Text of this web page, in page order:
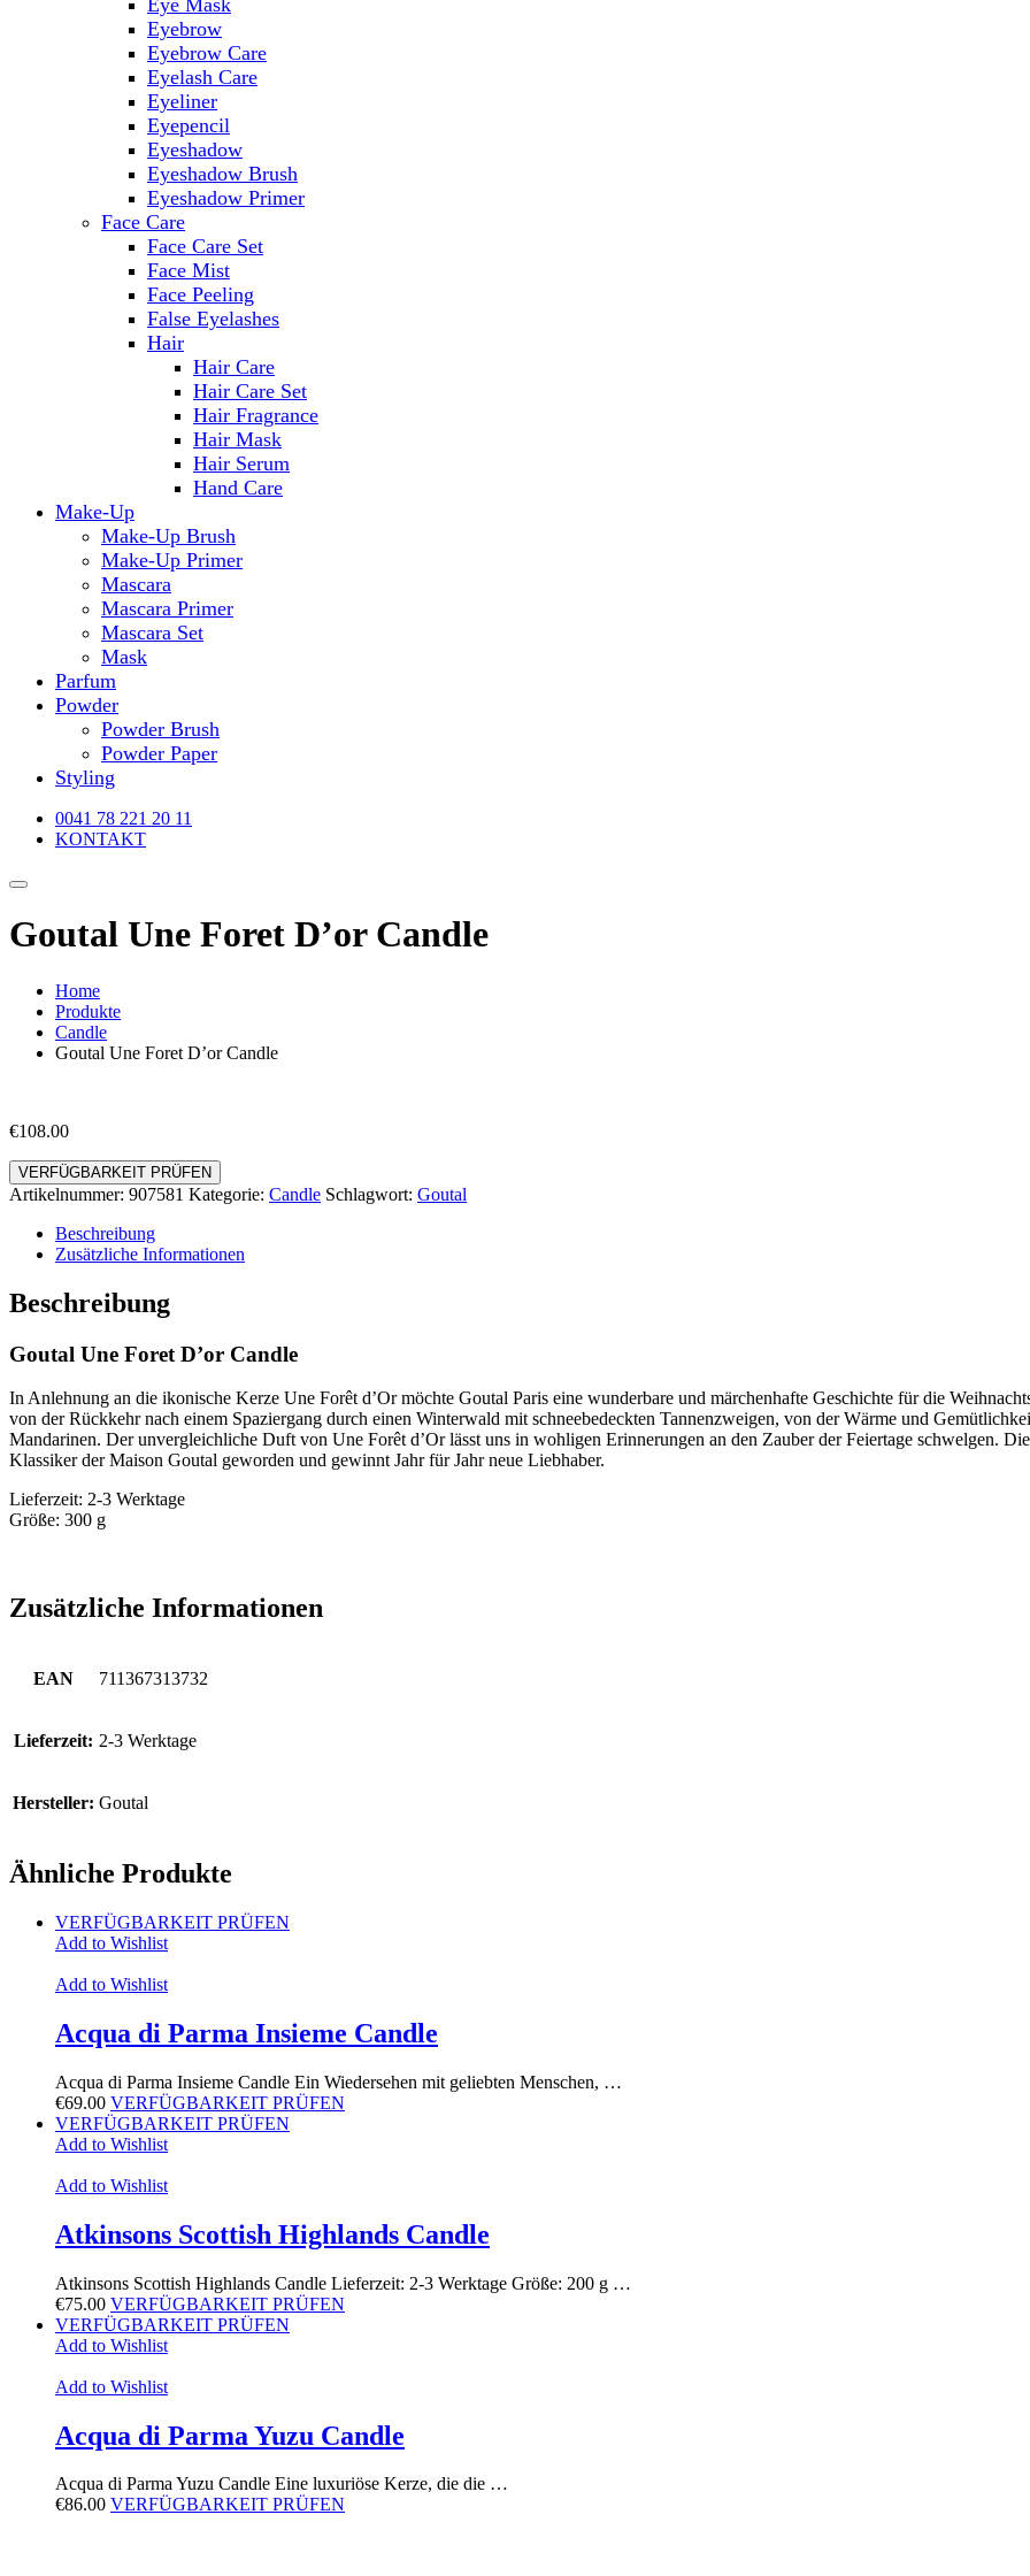
Eye Mask
Eyebrow
Eyebrow Care
Eyelash Care
Eyeliner
Eyepencil
Eyeshadow
Eyeshadow Brush
Eyeshadow Primer
Face Care
Face Care Set
Face Mist
Face Peeling
False Eyelashes
Hair
Hair Care
Hair Care Set
Hair Fragrance
Hair Mask
Hair Serum
Hand Care
Make-Up
Make-Up Brush
Make-Up Primer
Mascara
Mascara Primer
Mascara Set
Mask
Parfum
Powder
Powder Brush
Powder Paper
Styling
0041 78 221 20 11
KONTAKT
Goutal Une Foret D’or Candle
Home
Produkte
Candle
Goutal Une Foret D’or Candle
€108.00
VERFÜGBARKEIT PRÜFEN
Artikelnummer: 907581 Kategorie: Candle Schlagwort: Goutal
Beschreibung
Zusätzliche Informationen
Beschreibung
Goutal Une Foret D’or Candle
In Anlehnung an die ikonische Kerze Une Forêt d’Or möchte Goutal Paris eine wunderbare und märchenhafte Geschichte für die
von der Rückkehr nach einem Spaziergang durch einen Winterwald mit schneebedeckten Tannenzweigen, von der Wärme und
Mandarinen. Der unvergleichliche Duft von Une Forêt d’Or lässt uns in wohligen Erinnerungen an den Zauber der Feiertage schwelgen.
Klassiker der Maison Goutal geworden und gewinnt Jahr für Jahr neue Liebhaber.
Lieferzeit: 2-3 Werktage
Größe: 300 g
Zusätzliche Informationen
EAN 711367313732
Lieferzeit: 2-3 Werktage
Hersteller: Goutal
Ähnliche Produkte
VERFÜGBARKEIT PRÜFEN
Add to Wishlist
Add to Wishlist
Acqua di Parma Insieme Candle
Acqua di Parma Insieme Candle Ein Wiedersehen mit geliebten Menschen, …
€69.00 VERFÜGBARKEIT PRÜFEN
VERFÜGBARKEIT PRÜFEN
Add to Wishlist
Add to Wishlist
Atkinsons Scottish Highlands Candle
Atkinsons Scottish Highlands Candle Lieferzeit: 2-3 Werktage Größe: 200 g …
€75.00 VERFÜGBARKEIT PRÜFEN
VERFÜGBARKEIT PRÜFEN
Add to Wishlist
Add to Wishlist
Acqua di Parma Yuzu Candle
Acqua di Parma Yuzu Candle Eine luxuriöse Kerze, die die …
€86.00 VERFÜGBARKEIT PRÜFEN